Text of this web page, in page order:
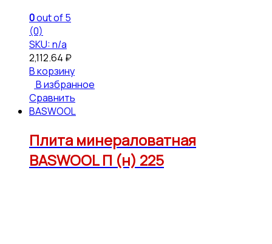
0out of 5
(0)
SKU: n/a
2,112.64 ₽
В корзину
В избранное
Сравнить
BASWOOL
Плита минераловатная
BASWOOL П (н) 225